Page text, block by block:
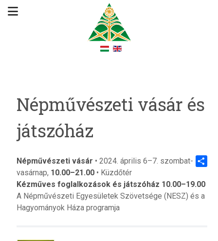
Népművészeti vásár és
játszóház
Népművészeti vásár • 2024. április 6–7. szombat-
vasárnap, 10.00–21.00• Küzdőtér
Kézműves foglalkozások és játszóház 10.00–19.00
A Népművészeti Egyesületek Szövetsége (NESZ) és a
Hagyományok Háza programja